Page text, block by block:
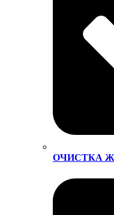
ОЧИСТКА